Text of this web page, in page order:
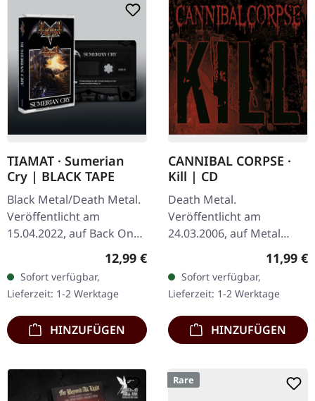
TIAMAT · Sumerian
Cry | BLACK TAPE
Black Metal/Death Metal.
Veröffentlicht am
15.04.2022, auf Back On
Black. Schwarze Musik-
Kassette. Tiamats Debüt-
Meisterwerk „Sumerian
Cry" gilt als…
Regulärer Preis:
12,99 €
Sofort verfügbar,
Lieferzeit: 1-2 Werktage
HINZUFÜGEN
CANNIBAL CORPSE ·
Kill | CD
Death Metal.
Veröffentlicht am
24.03.2006, auf Metal
Blade Records. CD im
Jewelcase mit 16-seitigem
Booklet. Cannibal Corpse
entfesseln pure
sonische…
11,99 €
Sofort verfügbar,
Lieferzeit: 1-2 Werktage
HINZUFÜGEN
Rare